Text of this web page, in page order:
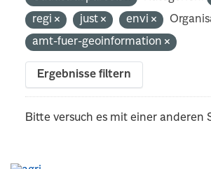
regi
just envi
amt-fuer-geoinformation
Ergebnisse filtern
Bitte versuch es mit einer anderen